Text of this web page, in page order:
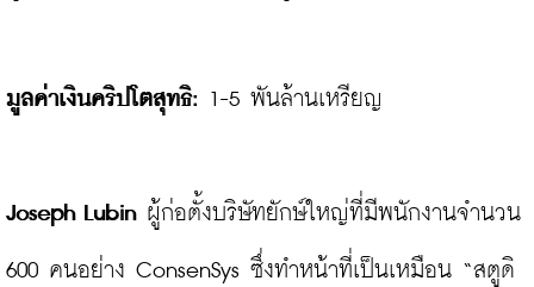
มูลค่าเงินคริปโตสุทธิ: 1-5 พันล้านเหรียญ
Joseph Lubin ผู้ก่อตั้งบริษัทยักษ์ใหญ่ที่มีพนักงานจำนวน
600 คนอย่าง ConsenSys ซึ่งทำหน้าที่เป็นเหมือน “สตูดิ